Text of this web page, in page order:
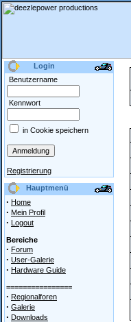
Login
Benutzername
Kennwort
in Cookie speichern
Registrierung
Hauptmenü
· Home
· Mein Profil
· Logout
Bereiche
· Forum
· User-Galerie
· Hardware Guide
================
· Regionalforen
· Galerie
· Downloads